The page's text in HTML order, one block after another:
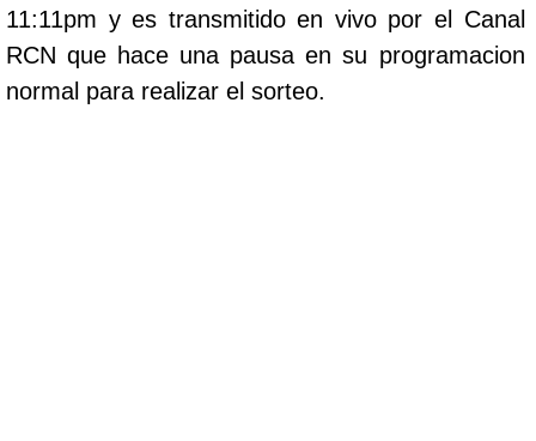
11:11pm y es transmitido en vivo por el Canal
RCN que hace una pausa en su programacion
normal para realizar el sorteo.